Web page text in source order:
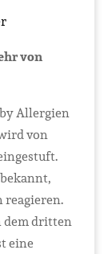
von
Allergien
von
reagieren.
dem dritten
eine